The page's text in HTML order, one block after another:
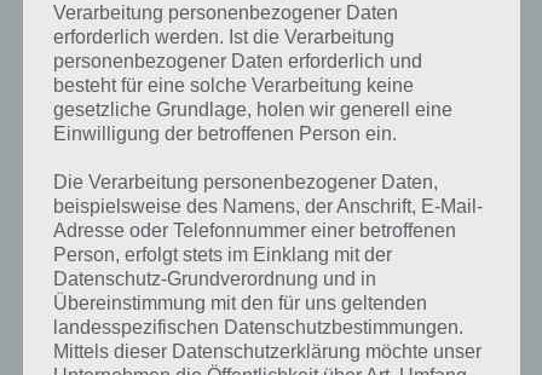
Verarbeitung personenbezogener Daten
erforderlich werden. Ist die Verarbeitung
personenbezogener Daten erforderlich und
besteht für eine solche Verarbeitung keine
gesetzliche Grundlage, holen wir generell eine
Einwilligung der betroffenen Person ein.
Die Verarbeitung personenbezogener Daten,
beispielsweise des Namens, der Anschrift, E-Mail-
Adresse oder Telefonnummer einer betroffenen
Person, erfolgt stets im Einklang mit der
Datenschutz-Grundverordnung und in
Übereinstimmung mit den für uns geltenden
landesspezifischen Datenschutzbestimmungen.
Mittels dieser Datenschutzerklärung möchte unser